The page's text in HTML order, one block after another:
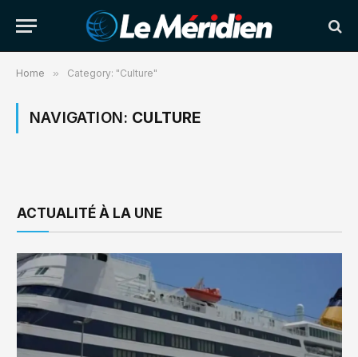
Home » Category: "Culture"
NAVIGATION: CULTURE
ACTUALITÉ À LA UNE